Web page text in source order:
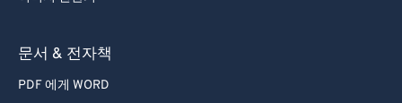
문서 & 전자책
PDF 에게 WORD